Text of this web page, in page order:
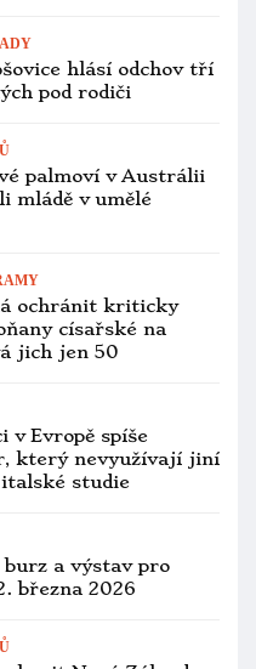
pražskou zoo
bývalá
navštívilo téměř 1,5
dařilo dalším
a výstav pro
ledna 2026
pražské zoo má být
předseda Strany
krizovou linku
Na Plačickém
labutě